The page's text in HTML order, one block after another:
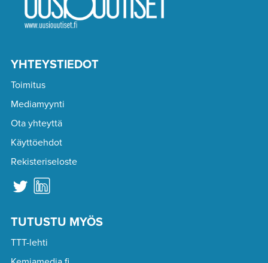
YHTEYSTIEDOT
Toimitus
Mediamyynti
Ota yhteyttä
Käyttöehdot
Rekisteriseloste
TUTUSTU MYÖS
TTT-lehti